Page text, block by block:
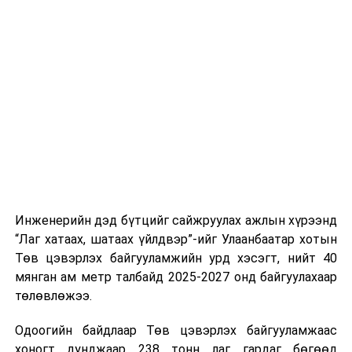
Инженерийн дэд бүтцийг сайжруулах ажлын хүрээнд
“Лаг хатаах, шатаах үйлдвэр”-ийг Улаанбаатар хотын
Төв цэвэрлэх байгууламжийн урд хэсэгт, нийт 40
мянган ам метр талбайд 2025-2027 онд байгуулахаар
төлөвлөжээ.
Одоогийн байдлаар Төв цэвэрлэх байгууламжаас